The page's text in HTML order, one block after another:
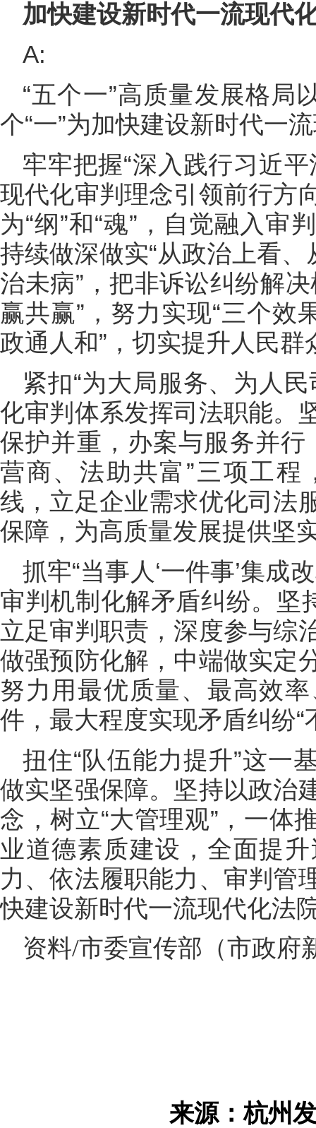
加快建设新时代一流现代
A:
“五个一”高质量发展格局
个“一”为加快建设新时代一
牢牢把握“深入践行习近
现代化审判理念引领前行方
为“纲”和“魂”，自觉融入审
持续做深做实“从政治上看
治未病”，把非诉讼纠纷解
赢共赢”，努力实现“三个效
政通人和”，切实提升人民
紧扣“为大局服务、为人
化审判体系发挥司法职能。
保护并重，办案与服务并行
营商、法助共富”三项工
线，立足企业需求优化司法
保障，为高质量发展提供坚
抓牢“当事人‘一件事’集成
审判机制化解矛盾纠纷。坚
立足审判职责，深度参与综
做强预防化解，中端做实定
努力用最优质量、最高效
件，最大程度实现矛盾纠纷“
扭住“队伍能力提升”这一
做实坚强保障。坚持以政治
念，树立“大管理观”，一体
业道德素质建设，全面提
力、依法履职能力、审判管
快建设新时代一流现代化法
资料/市委宣传部（市政府
来源：杭